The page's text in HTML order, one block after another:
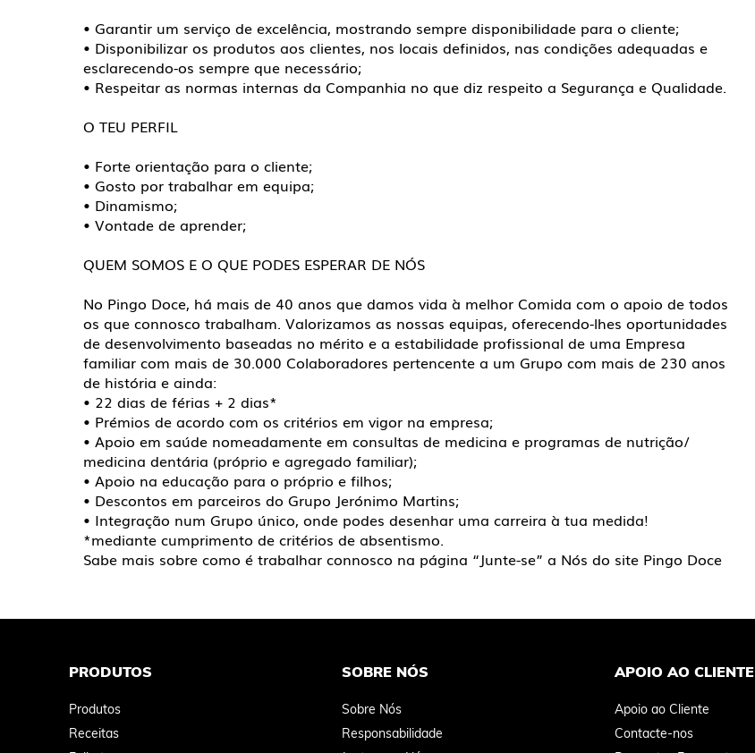
• Garantir um serviço de excelência, mostrando sempre disponibilidade para o cliente;
• Disponibilizar os produtos aos clientes, nos locais definidos, nas condições adequadas e
esclarecendo-os sempre que necessário;
• Respeitar as normas internas da Companhia no que diz respeito a Segurança e Qualidade.
O TEU PERFIL
• Forte orientação para o cliente;
• Gosto por trabalhar em equipa;
• Dinamismo;
• Vontade de aprender;
QUEM SOMOS E O QUE PODES ESPERAR DE NÓS
No Pingo Doce, há mais de 40 anos que damos vida à melhor Comida com o apoio de todos
os que connosco trabalham. Valorizamos as nossas equipas, oferecendo-lhes oportunidades
de desenvolvimento baseadas no mérito e a estabilidade profissional de uma Empresa
familiar com mais de 30.000 Colaboradores pertencente a um Grupo com mais de 230 anos
de história e ainda:
• 22 dias de férias + 2 dias*
• Prémios de acordo com os critérios em vigor na empresa;
• Apoio em saúde nomeadamente em consultas de medicina e programas de nutrição/
medicina dentária (próprio e agregado familiar);
• Apoio na educação para o próprio e filhos;
• Descontos em parceiros do Grupo Jerónimo Martins;
• Integração num Grupo único, onde podes desenhar uma carreira à tua medida!
*mediante cumprimento de critérios de absentismo.
Sabe mais sobre como é trabalhar connosco na página “Junte-se” a Nós do site Pingo Doce
PRODUTOS
Produtos
Receitas
SOBRE NÓS
Sobre Nós
Responsabilidade
APOIO AO CLIENTE
Apoio ao Cliente
Contacte-nos